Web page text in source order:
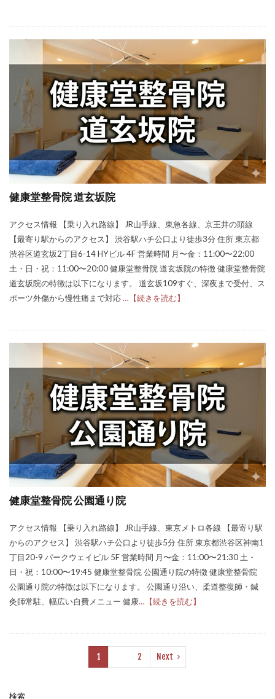
健康堂整骨院 道玄坂院
アクセス情報 【乗り入れ路線】 JR山手線、東急各線、京王井の頭線
【最寄り駅からのアクセス】 渋谷駅ハチ公口より徒歩3分 住所 東京都
渋谷区道玄坂2丁目6-14 HYビル 4F 営業時間 月〜金：11:00〜22:00
土・日・祝：11:00〜20:00 健康堂整骨院 道玄坂院の特徴 健康堂整骨院
道玄坂院の特徴は以下になります。 道玄坂109すぐ、深夜まで受付、ス
ポーツ外傷から慢性痛まで対応…【続きを読む】
健康堂整骨院 公園通り院
アクセス情報 【乗り入れ路線】 JR山手線、東京メトロ各線 【最寄り駅
からのアクセス】 渋谷駅ハチ公口より徒歩5分 住所 東京都渋谷区神南1
丁目20-9 パークウェイビル 5F 営業時間 月〜金：11:00〜21:30 土・
日・祝：10:00〜19:45 健康堂整骨院 公園通り院の特徴 健康堂整骨院
公園通り院の特徴は以下になります。 公園通り沿い、柔道整復師・鍼
灸師常駐、幅広い自費メニュー 健康…【続きを読む】
1 2 Next
検索